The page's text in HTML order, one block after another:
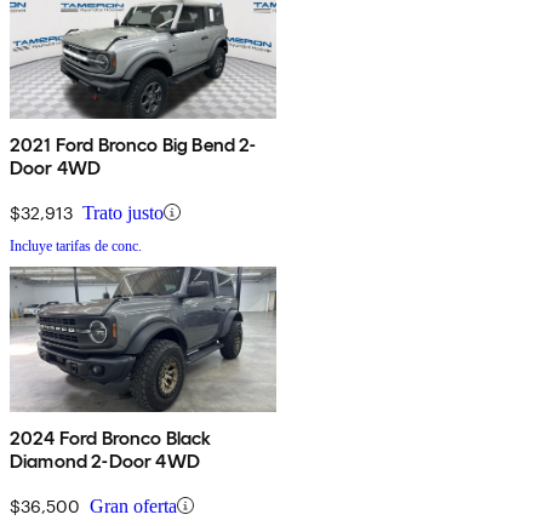
2021 Ford Bronco Big Bend 2-
Door 4WD
$32,913 Trato justo
Incluye tarifas de conc.
2024 Ford Bronco Black
Diamond 2-Door 4WD
$36,500 Gran oferta